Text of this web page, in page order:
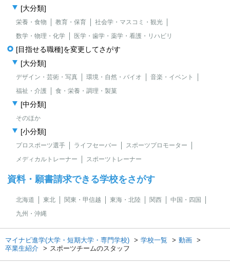
[大分類]
栄養・食物 教育・保育
社会学・マスコミ・観光
数学・物理・化学
医学・歯学・薬学・看護・リハビリ
[目指せる職種]を変更してさがす
[大分類]
デザイン・芸術・写真 環境・自然・バイオ
音楽・イベント
福祉・介護
食・栄養・調理・製菓
[中分類]
そのほか
[小分類]
プロスポーツ選手 ライフセーバー
スポーツプロモーター
メディカルトレーナー
スポーツトレーナー
資料・願書請求できる学校をさがす
北海道 東北 関東・甲信越 東海・北陸 関西
中国・四国
九州・沖縄
マイナビ進学(大学・短期大学・専門学校) 学校一覧
動画
卒業生紹介
スポーツチームのスタッフ